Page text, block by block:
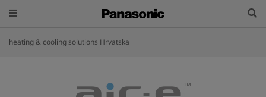
heating & cooling solutions Hrvatska